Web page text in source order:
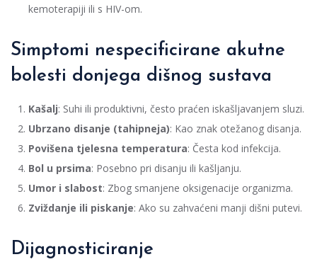
kemoterapiji ili s HIV-om.
Simptomi nespecificirane akutne
bolesti donjega dišnog sustava
Kašalj: Suhi ili produktivni, često praćen iskašljavanjem sluzi.
Ubrzano disanje (tahipneja): Kao znak otežanog disanja.
Povišena tjelesna temperatura: Česta kod infekcija.
Bol u prsima: Posebno pri disanju ili kašljanju.
Umor i slabost: Zbog smanjene oksigenacije organizma.
Zviždanje ili piskanje: Ako su zahvaćeni manji dišni putevi.
Dijagnosticiranje